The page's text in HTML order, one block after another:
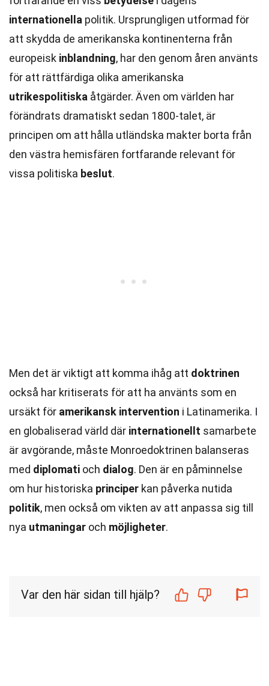
internationella politik. Ursprungligen utformad för
att skydda de amerikanska kontinenterna från
europeisk inblandning, har den genom åren använts
för att rättfärdiga olika amerikanska
utrikespolitiska åtgärder. Även om världen har
förändrats dramatiskt sedan 1800-talet, är
principen om att hålla utländska makter borta från
den västra hemisfären fortfarande relevant för
vissa politiska beslut.
Men det är viktigt att komma ihåg att doktrinen
också har kritiserats för att ha använts som en
ursäkt för amerikansk intervention i Latinamerika. I
en globaliserad värld där internationellt samarbete
är avgörande, måste Monroedoktrinen balanseras
med diplomati och dialog. Den är en påminnelse
om hur historiska principer kan påverka nutida
politik, men också om vikten av att anpassa sig till
nya utmaningar och möjligheter.
Var den här sidan till hjälp?